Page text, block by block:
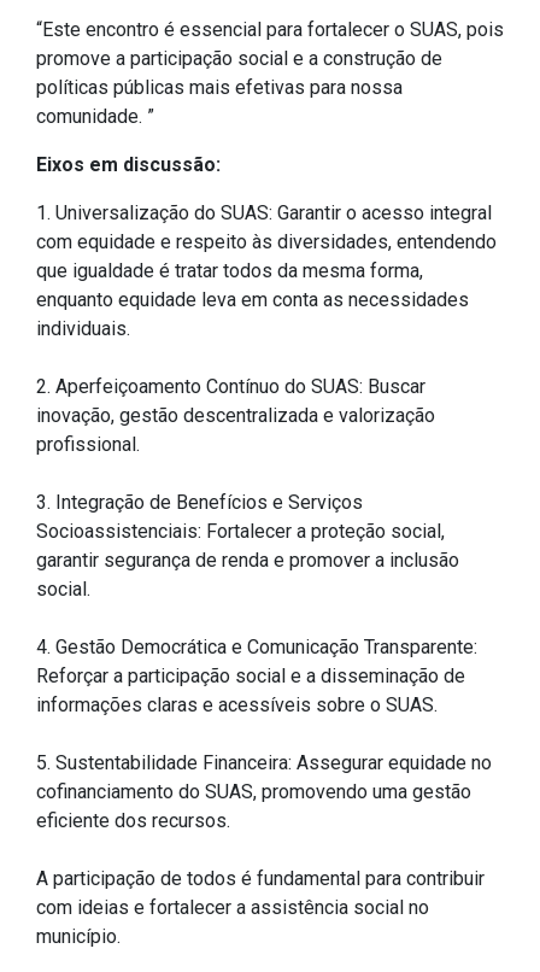
Publicações
Diário Oficial (Novo)
Diário Oficial (Até 30/04)
Seletivo Simplificado
Concursos
Instruções Normativas
Licitações
Dispensas e Inexigibilidades
Chamamentos Públicos
Leis, Decretos e Portarias
Transparência
Radar da Transparência
Cespro
Outros
Downloads
Notícias
“Este encontro é essencial para fortalecer o SUAS, pois
promove a participação social e a construção de
políticas públicas mais efetivas para nossa
comunidade. ”
Eixos em discussão:
1. Universalização do SUAS: Garantir o acesso integral
com equidade e respeito às diversidades, entendendo
que igualdade é tratar todos da mesma forma,
enquanto equidade leva em conta as necessidades
individuais.
2. Aperfeiçoamento Contínuo do SUAS: Buscar
inovação, gestão descentralizada e valorização
profissional.
3. Integração de Benefícios e Serviços
Socioassistenciais: Fortalecer a proteção social,
garantir segurança de renda e promover a inclusão
social.
4. Gestão Democrática e Comunicação Transparente:
Reforçar a participação social e a disseminação de
informações claras e acessíveis sobre o SUAS.
5. Sustentabilidade Financeira: Assegurar equidade no
cofinanciamento do SUAS, promovendo uma gestão
eficiente dos recursos.
A participação de todos é fundamental para contribuir
com ideias e fortalecer a assistência social no
município.